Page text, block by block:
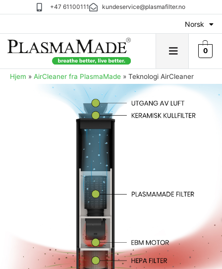
+47 61100111 kundeservice@plasmafilter.no
Norsk
0
Hjem » AirCleaner fra PlasmaMade » Teknologi AirCleaner